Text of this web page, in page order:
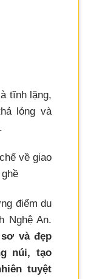
tĩnh lặng,
lỏng và
về giao
điểm du
Nghệ An.
và đẹp
núi, tạo
tuyệt